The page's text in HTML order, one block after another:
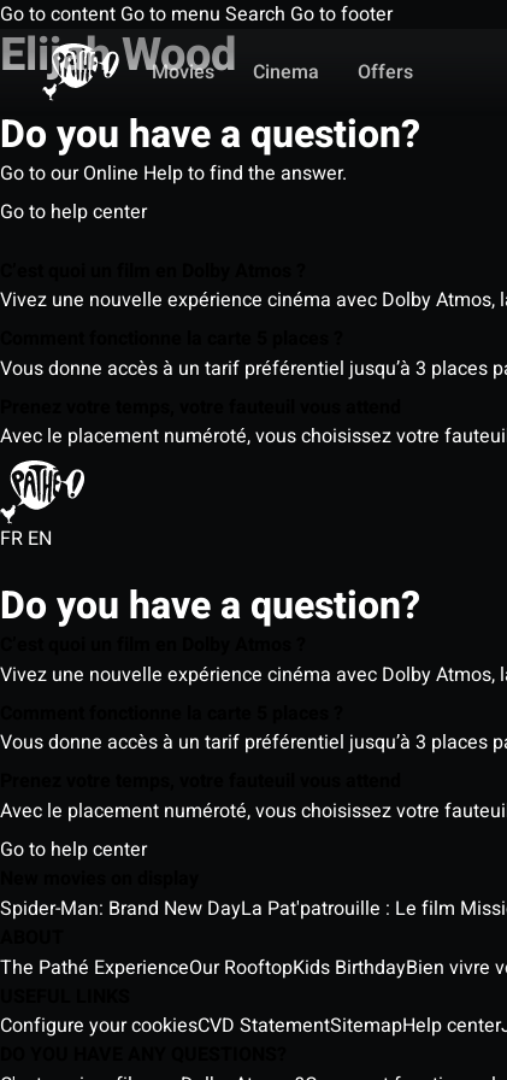
Go to content Go to menu Search Go to footer
Movies
Cinema Offers
Elijah Wood
Do you have a question?
Go to our Online Help to find the answer.
Go to help center
Vivez une nouvelle expérience cinéma avec Dolby
Vous donne accès à un tarif préférentiel jusqu’à 3 places
Avec le placement numéroté, vous choisissez votre
FR EN
Do you have a question?
Vivez une nouvelle expérience cinéma avec Dolby
Vous donne accès à un tarif préférentiel jusqu’à 3 places
Avec le placement numéroté, vous choisissez votre
Go to help center
Spider-Man: Brand New DayLa Pat'patrouille : Le film
The Pathé ExperienceOur RooftopKids BirthdayBien vivre
Configure your cookiesCVD StatementSitemapHelp center